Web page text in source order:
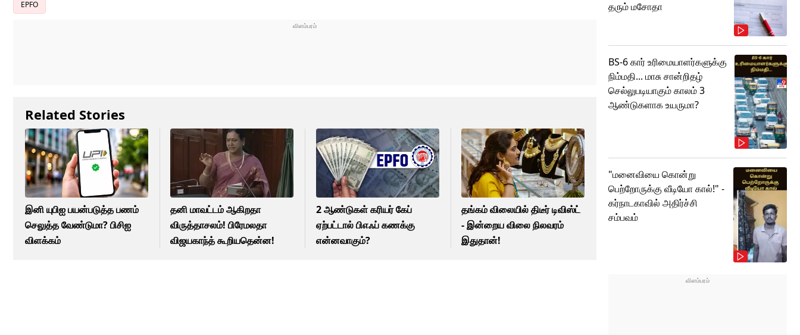
EPFO
Related Stories
இனி யுபிஐ பயன்படுத்த பணம்
செலுத்த வேண்டுமா? பிசிஐ
விளக்கம்
தனி மாவட்டம் ஆகிறதா
விருத்தாசலம்! பிரேமலதா
விஜயகாந்த் கூறியதென்ன!
2 ஆண்டுகள் கரியர் கேப்
ஏற்பட்டால் பிஎஃப் கணக்கு
என்னவாகும்?
தங்கம் விலையில் திடீர் டிவிஸ்ட்
- இன்றைய விலை நிலவரம்
இதுதான்!
தரும் மசோதா
BS-6 கார் உரிமையாளர்களுக்கு
நிம்மதி... மாசு சான்றிதழ்
செல்லுபடியாகும் காலம் 3
ஆண்டுகளாக உயருமா?
"மனைவியை கொன்று
பெற்றோருக்கு வீடியோ கால்!" -
கர்நாடகாவில் அதிர்ச்சி
சம்பவம்